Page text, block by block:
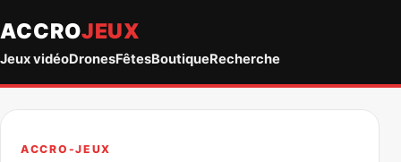
ACCROJEUX
Jeux vidéoDronesFêtesBoutiqueRecherche
ACCRO-JEUX